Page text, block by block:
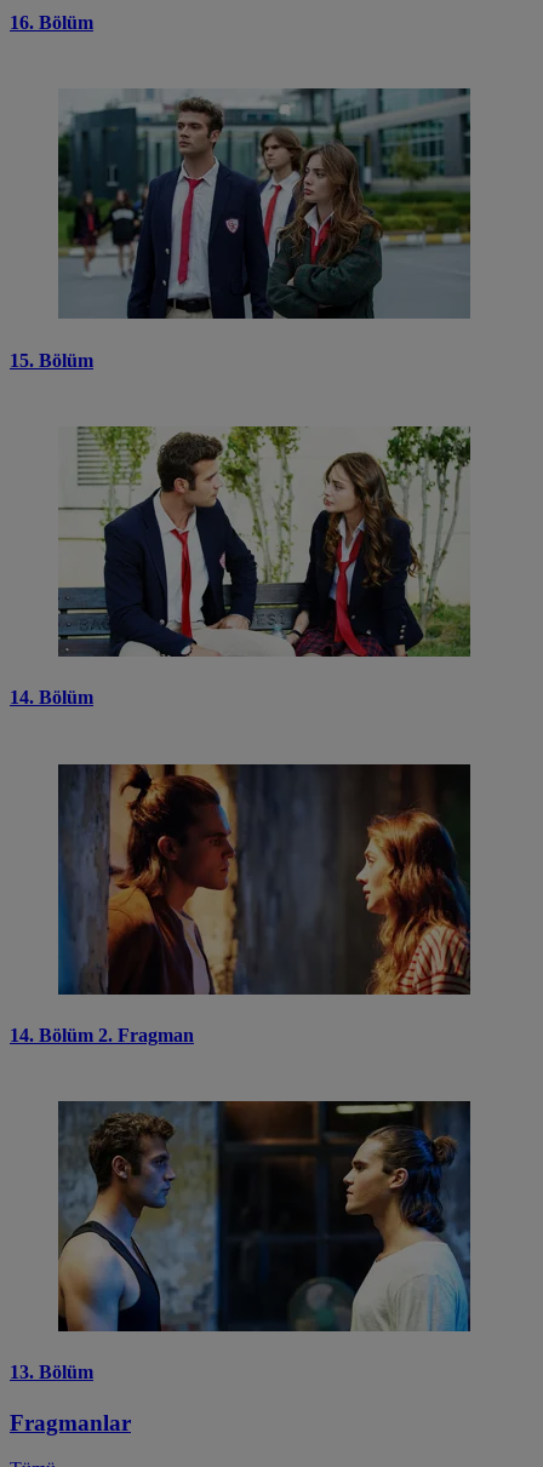
16. Bölüm
15. Bölüm
14. Bölüm
14. Bölüm 2. Fragman
13. Bölüm
Fragmanlar